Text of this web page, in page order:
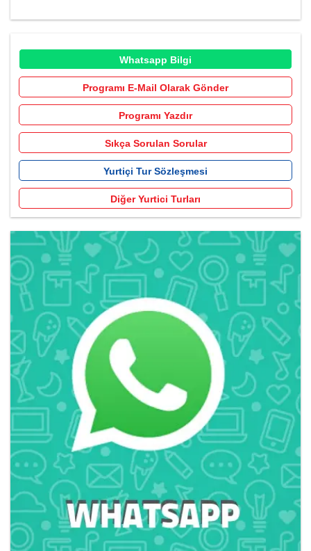
Whatsapp Bilgi
Programı E-Mail Olarak Gönder
Programı Yazdır
Sıkça Sorulan Sorular
Yurtiçi Tur Sözleşmesi
Diğer Yurtici Turları